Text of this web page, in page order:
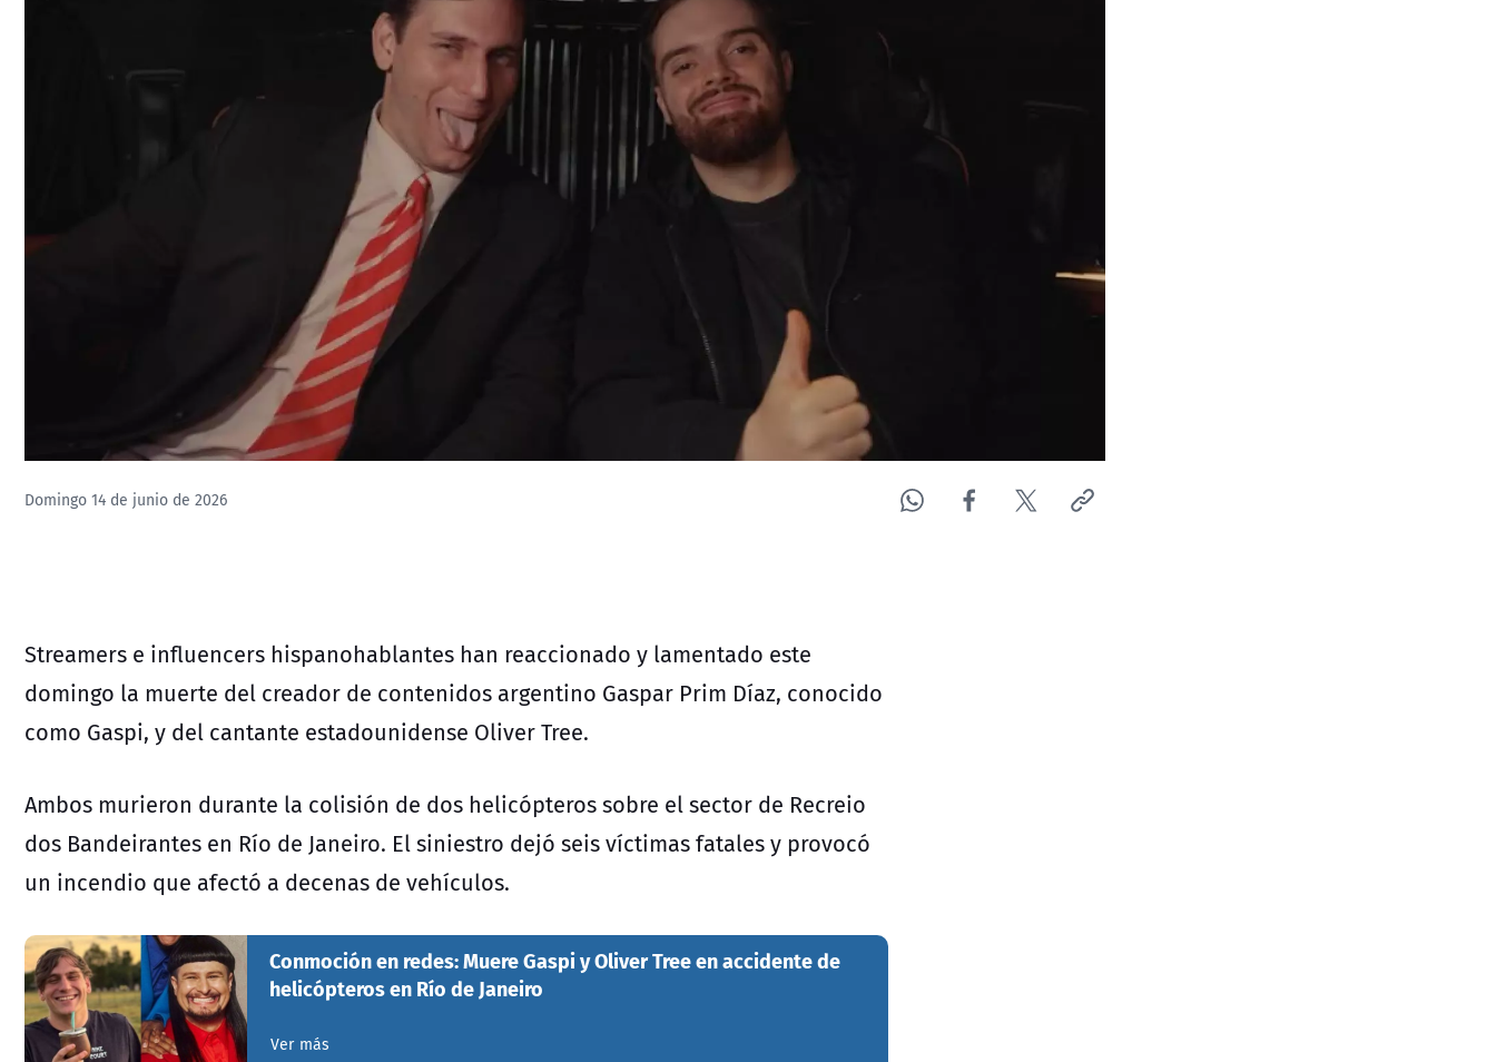
Domingo 14 de junio de 2026
Streamers e influencers hispanohablantes han reaccionado y lamentado este
domingo la muerte del creador de contenidos argentino Gaspar Prim Díaz, conocido
como Gaspi, y del cantante estadounidense Oliver Tree.
Ambos murieron durante la colisión de dos helicópteros sobre el sector de Recreio
dos Bandeirantes en Río de Janeiro. El siniestro dejó seis víctimas fatales y provocó
un incendio que afectó a decenas de vehículos.
Conmoción en redes: Muere Gaspi y Oliver Tree en accidente de
helicópteros en Río de Janeiro
Ver más